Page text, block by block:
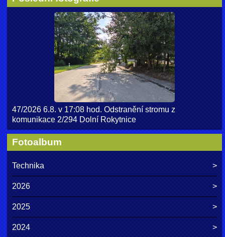
47/2026 6.8. v 17:08 hod. Odstranění stromu z
komunikace 2/294 Dolní Rokytnice
Fotoalbum
Technika
2026
2025
2024